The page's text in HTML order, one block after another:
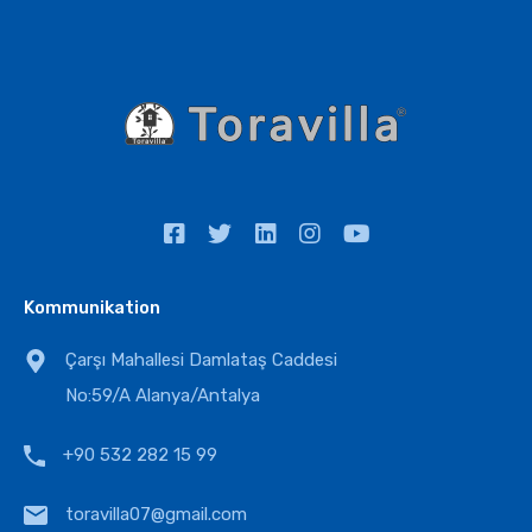
Kommunikation
Çarşı Mahallesi Damlataş Caddesi
No:59/A Alanya/Antalya
+90 532 282 15 99
toravilla07@gmail.com